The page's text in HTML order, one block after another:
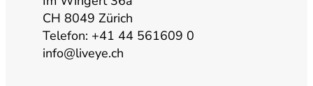
CH 8049 Zürich
Telefon: +41 44 561609 0
info@liveye.ch